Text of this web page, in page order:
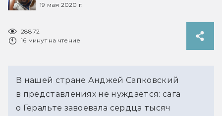
19 мая 2020 г.
28872
16 минут на чтение
В нашей стране Анджей Сапковский
в представлениях не нуждается: сага
о Геральте завоевала сердца тысяч